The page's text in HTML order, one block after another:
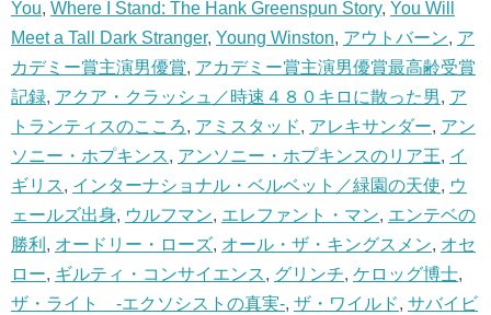
You, Where I Stand: The Hank Greenspun Story, You Will
Meet a Tall Dark Stranger, Young Winston, アウトバーン, ア
カデミー賞主演男優賞, アカデミー賞主演男優賞最高齢受賞
記録, アクア・クラッシュ／時速４８０キロに散った男, ア
トランティスのこころ, アミスタッド, アレキサンダー, アン
ソニー・ホプキンス, アンソニー・ホプキンスのリア王, イ
ギリス, インターナショナル・ベルベット／緑園の天使, ウ
ェールズ出身, ウルフマン, エレファント・マン, エンテベの
勝利 , オードリー・ローズ, オール・ザ・キングスメン, オセ
ロー, ギルティ・コンサイエンス, グリンチ, ケロッグ博士,
ザ・ライト -エクソシストの真実-, ザ・ワイルド, サバイビ